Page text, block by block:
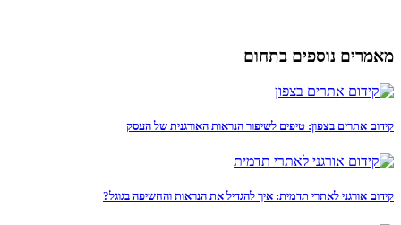
מאמרים נוספים בתחום
קידום אתרים בצפון: טיפים לשיפור הנראות האורגנית של העסק
קידום אורגני לאתרי תדמית: איך להגדיל את הנראות והחשיפה בגוגל?